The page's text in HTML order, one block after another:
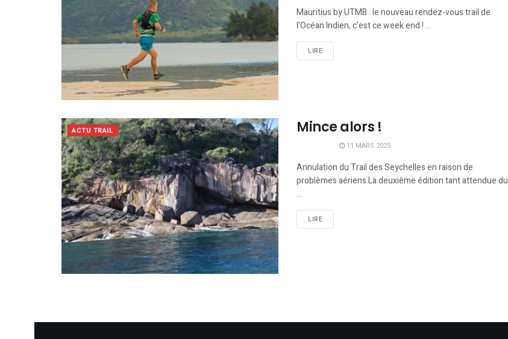
Mauritius by UTMB : le nouveau rendez-vous trail de
l'Océan Indien, c'est ce week end ! ...
LIRE
ACTU TRAIL Mince alors !
11 MARS 2025
Annulation du Trail des Seychelles en raison de
problèmes aériens La deuxième édition tant attendue du
...
LIRE